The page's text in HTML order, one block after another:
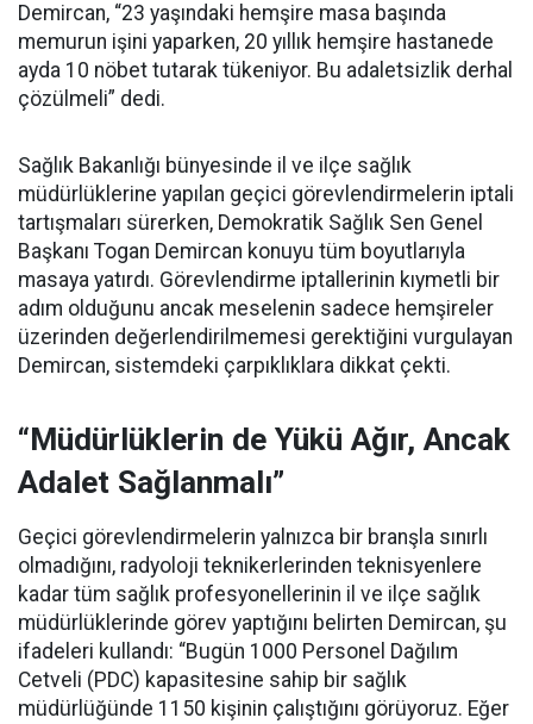
Demircan, “23 yaşındaki hemşire masa başında
memurun işini yaparken, 20 yıllık hemşire hastanede
ayda 10 nöbet tutarak tükeniyor. Bu adaletsizlik derhal
çözülmeli” dedi.
Sağlık Bakanlığı bünyesinde il ve ilçe sağlık
müdürlüklerine yapılan geçici görevlendirmelerin iptali
tartışmaları sürerken, Demokratik Sağlık Sen Genel
Başkanı Togan Demircan konuyu tüm boyutlarıyla
masaya yatırdı. Görevlendirme iptallerinin kıymetli bir
adım olduğunu ancak meselenin sadece hemşireler
üzerinden değerlendirilmemesi gerektiğini vurgulayan
Demircan, sistemdeki çarpıklıklara dikkat çekti.
“Müdürlüklerin de Yükü Ağır, Ancak
Adalet Sağlanmalı”
Geçici görevlendirmelerin yalnızca bir branşla sınırlı
olmadığını, radyoloji teknikerlerinden teknisyenlere
kadar tüm sağlık profesyonellerinin il ve ilçe sağlık
müdürlüklerinde görev yaptığını belirten Demircan, şu
ifadeleri kullandı: “Bugün 1000 Personel Dağılım
Cetveli (PDC) kapasitesine sahip bir sağlık
müdürlüğünde 1150 kişinin çalıştığını görüyoruz. Eğer